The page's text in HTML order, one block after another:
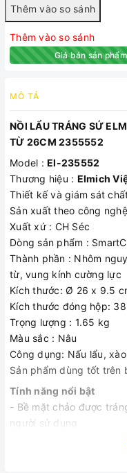
Thêm vào so sánh
Giá bán sản
MÔ TẢ
NỒI LẨU TRÁNG SỨ
TỪ 26CM 2355552
Model : El-235552
Thương hiệu : Elmich
Thiết kế và giám sát
Sản xuất theo công
Xuất xứ : CH Séc
Dòng sản phẩm :
Thành phần : Nhôm
từ, vung kính cường lực
Kích thước: Ø 26 x 9.5
Kích thước đóng hộp:
Trọng lượng : 1.65 kg
Màu sắc : Nâu
Công dụng: Nấu lẩu,
Sản phẩm dùng tốt trên
Tính năng nổi bật
- Bề mặt chảo được
người sử dụng
- Giảm thiểu tối đa việc